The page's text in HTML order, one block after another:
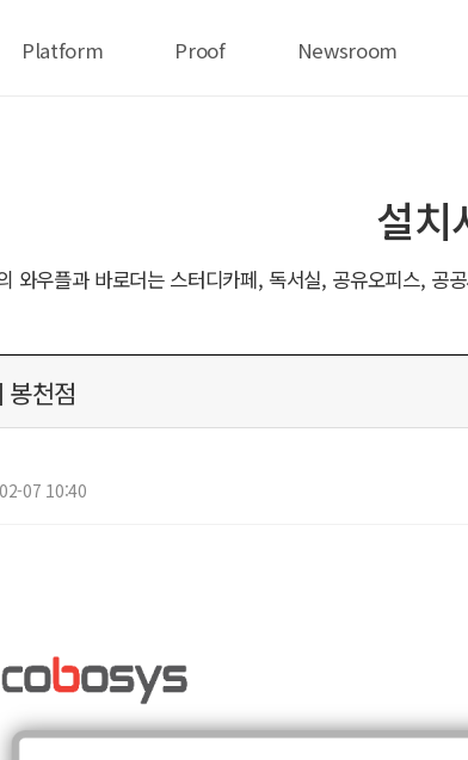
Platform Proof Newsroom
설치
와우플과 바로더는 스터디카페, 독서실, 공유오피스, 공
천점
07 10:40